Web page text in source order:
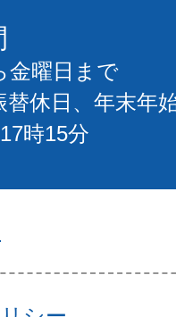
金曜日まで
替休日、年末年
時15分